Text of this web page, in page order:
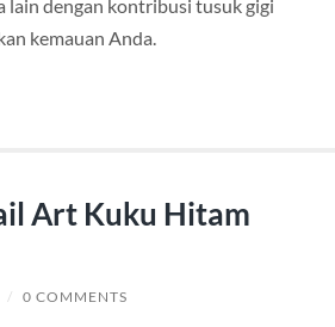
lain dengan kontribusi tusuk gigi
kemauan Anda.
Art Kuku Hitam
/ 0 COMMENTS